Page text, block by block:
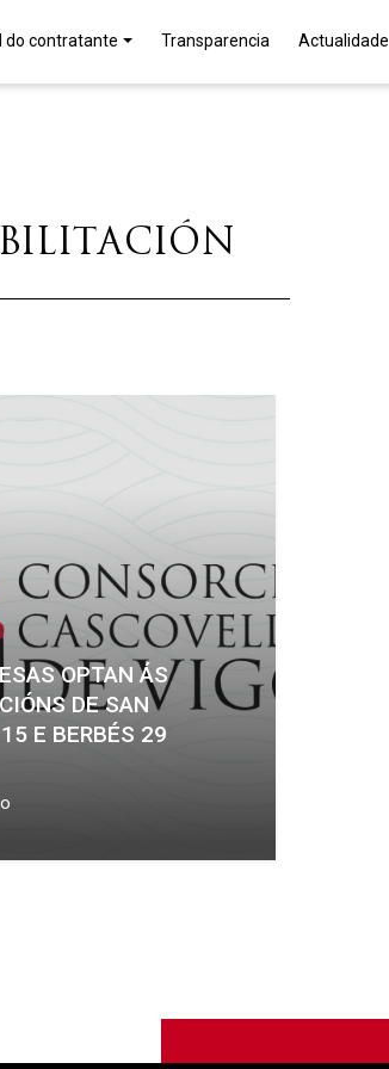
do contratante Transparencia Actualidade
OPTAN ÁS
DE SAN
E BERBÉS 29